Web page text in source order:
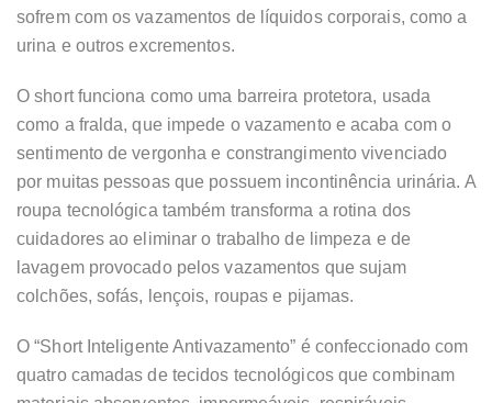
sofrem com os vazamentos de líquidos corporais, como a
urina e outros excrementos.
O short funciona como uma barreira protetora, usada
como a fralda, que impede o vazamento e acaba com o
sentimento de vergonha e constrangimento vivenciado
por muitas pessoas que possuem incontinência urinária. A
roupa tecnológica também transforma a rotina dos
cuidadores ao eliminar o trabalho de limpeza e de
lavagem provocado pelos vazamentos que sujam
colchões, sofás, lençois, roupas e pijamas.
O “Short Inteligente Antivazamento” é confeccionado com
quatro camadas de tecidos tecnológicos que combinam